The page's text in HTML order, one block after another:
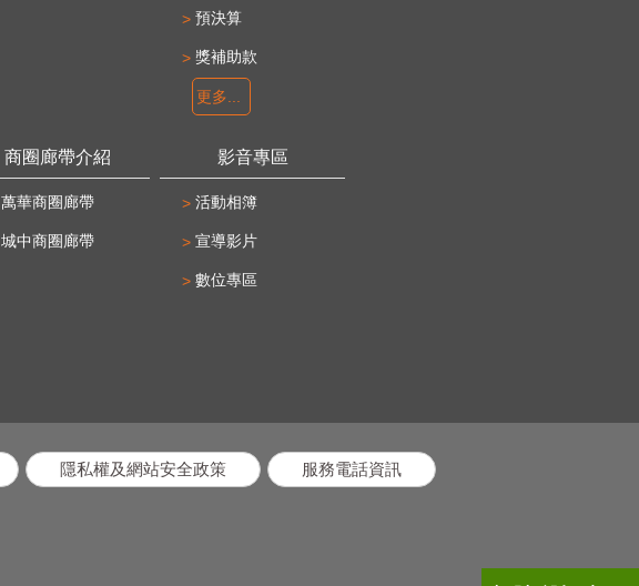
預決算
獎補助款
更多...
商圈廊帶介紹
萬華商圈廊帶
城中商圈廊帶
影音專區
活動相簿
宣導影片
數位專區
隱私權及網站安全政策 服務電話資訊